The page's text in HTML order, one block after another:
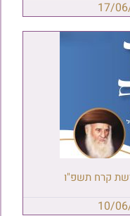
17/
קרח תשפ"ו
10/